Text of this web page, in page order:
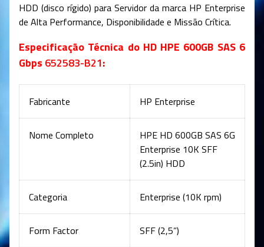
HDD (disco rígido) para Servidor da marca HP Enterprise
de Alta Performance, Disponibilidade e Missão Crítica.
Especificação Técnica do HD HPE 600GB SAS 6
Gbps 652583-B21:
Fabricante HP Enterprise
Nome Completo
HPE HD 600GB SAS 6G
Enterprise 10K SFF
(2.5in) HDD
Categoria Enterprise (10K rpm)
Form Factor SFF (2,5”)